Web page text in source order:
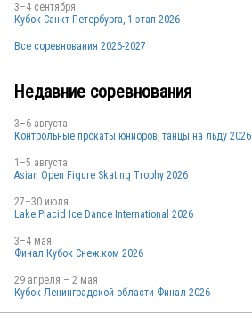
3–4 сентября
Кубок Санкт-Петербурга, 1 этап 2026
Все соревнования 2026-2027
Недавние соревнования
3–6 августа
Контрольные прокаты юниоров, танцы на льду 2026
1–5 августа
Asian Open Figure Skating Trophy 2026
27–30 июля
Lake Placid Ice Dance International 2026
3–4 мая
Финал Кубок Снеж.ком 2026
29 апреля – 2 мая
Кубок Ленинградской области Финал 2026